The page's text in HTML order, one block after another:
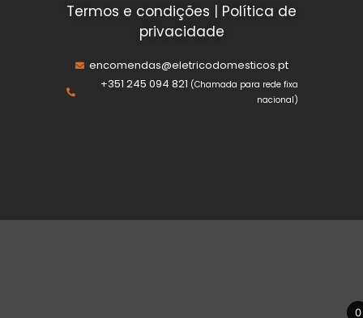
Termos e condições | Política de
privacidade
encomendas@eletricodomesticos.pt
+351 245 094 821 (Chamada para rede fixa
nacional)
0